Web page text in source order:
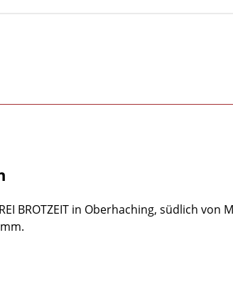
BROTZEIT in Oberhaching, südlich von